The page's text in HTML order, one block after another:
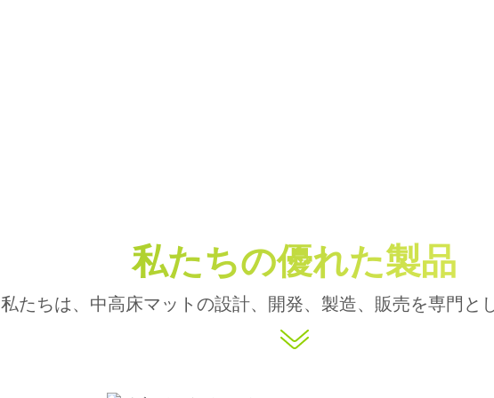
私たちの優れた製品
私たちは、中高床マットの設計、開発、製造、販売を専門と